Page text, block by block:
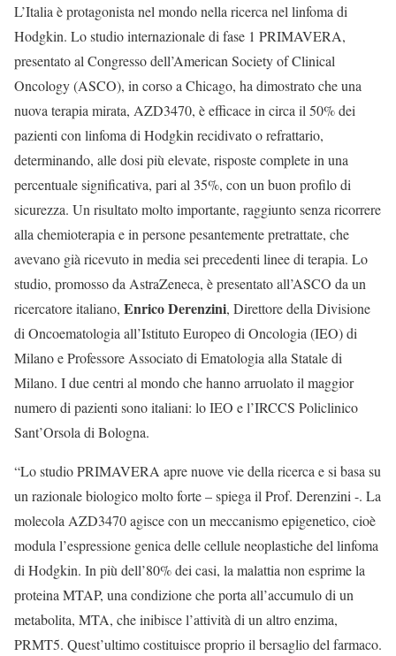
L’Italia è protagonista nel mondo nella ricerca nel linfoma di
Hodgkin. Lo studio internazionale di fase 1 PRIMAVERA,
presentato al Congresso dell’American Society of Clinical
Oncology (ASCO), in corso a Chicago, ha dimostrato che una
nuova terapia mirata, AZD3470, è efficace in circa il 50% dei
pazienti con linfoma di Hodgkin recidivato o refrattario,
determinando, alle dosi più elevate, risposte complete in una
percentuale significativa, pari al 35%, con un buon profilo di
sicurezza. Un risultato molto importante, raggiunto senza ricorrere
alla chemioterapia e in persone pesantemente pretrattate, che
avevano già ricevuto in media sei precedenti linee di terapia. Lo
studio, promosso da AstraZeneca, è presentato all’ASCO da un
ricercatore italiano, Enrico Derenzini, Direttore della Divisione
di Oncoematologia all’Istituto Europeo di Oncologia (IEO) di
Milano e Professore Associato di Ematologia alla Statale di
Milano. I due centri al mondo che hanno arruolato il maggior
numero di pazienti sono italiani: lo IEO e l’IRCCS Policlinico
Sant’Orsola di Bologna.
“Lo studio PRIMAVERA apre nuove vie della ricerca e si basa su
un razionale biologico molto forte – spiega il Prof. Derenzini -. La
molecola AZD3470 agisce con un meccanismo epigenetico, cioè
modula l’espressione genica delle cellule neoplastiche del linfoma
di Hodgkin. In più dell’80% dei casi, la malattia non esprime la
proteina MTAP, una condizione che porta all’accumulo di un
metabolita, MTA, che inibisce l’attività di un altro enzima,
PRMT5. Quest’ultimo costituisce proprio il bersaglio del farmaco.